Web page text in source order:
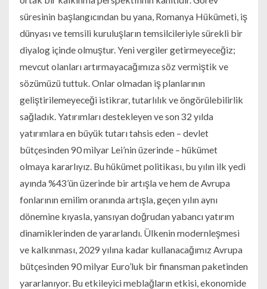
süresinin başlangıcından bu yana, Romanya Hükümeti, iş
dünyası ve temsili kuruluşların temsilcileriyle sürekli bir
diyalog içinde olmuştur. Yeni vergiler getirmeyeceğiz;
mevcut olanları artırmayacağımıza söz vermiştik ve
sözümüzü tuttuk. Onlar olmadan iş planlarının
geliştirilemeyeceği istikrar, tutarlılık ve öngörülebilirlik
sağladık. Yatırımları destekleyen ve son 32 yılda
yatırımlara en büyük tutarı tahsis eden – devlet
bütçesinden 90 milyar Lei’nin üzerinde – hükümet
olmaya kararlıyız. Bu hükümet politikası, bu yılın ilk yedi
ayında %43’ün üzerinde bir artışla ve hem de Avrupa
fonlarının emilim oranında artışla, geçen yılın aynı
dönemine kıyasla, yansıyan doğrudan yabancı yatırım
dinamiklerinden de yararlandı. Ülkenin modernleşmesi
ve kalkınması, 2029 yılına kadar kullanacağımız Avrupa
bütçesinden 90 milyar Euro’luk bir finansman paketinden
yararlanıyor. Bu etkileyici meblağların etkisi, ekonomide